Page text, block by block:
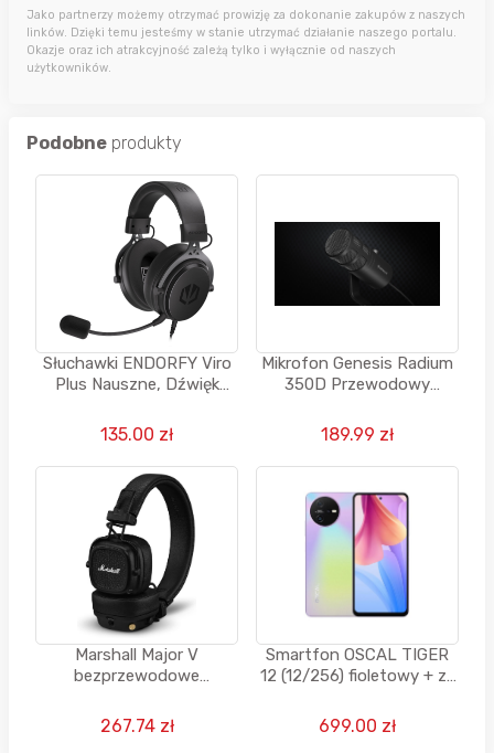
Jako partnerzy możemy otrzymać prowizję za dokonanie zakupów z naszych
linków. Dzięki temu jesteśmy w stanie utrzymać działanie naszego portalu.
Okazje oraz ich atrakcyjność zależą tylko i wyłącznie od naszych
użytkowników.
Podobne produkty
Słuchawki ENDORFY Viro
Plus Nauszne, Dźwięk
135.00 zł
Mikrofon Genesis Radium
350D Przewodowy
189.99 zł
Marshall Major V
bezprzewodowe
godzin odtwarzania -
czarne
267.74 zł
Smartfon OSCAL TIGER
12 (12/256) fioletowy + za
słuchawki
699.00 zł